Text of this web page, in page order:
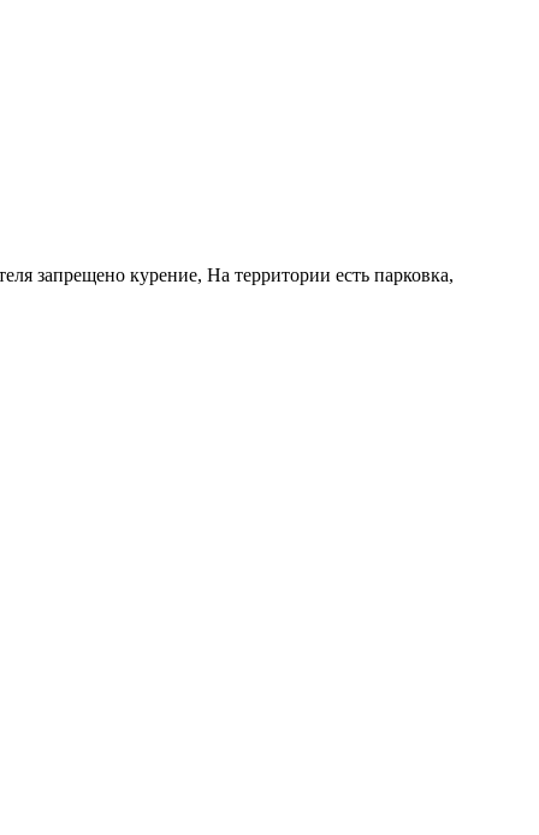
запрещено курение, На территории есть парковка,